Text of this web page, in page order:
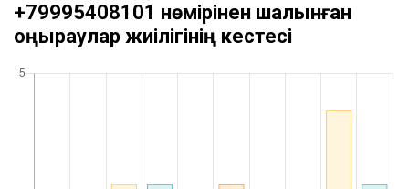
+79995408101 нөмірінен шалынған
қоңыраулар жиілігінің кестесі